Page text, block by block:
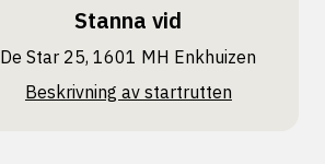
Stanna vid
De Star 25, 1601 MH Enkhuizen
Beskrivning av startrutten